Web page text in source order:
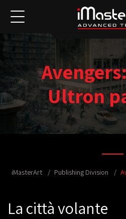
Ultron
iMasterArt Publishing Division
La città volante